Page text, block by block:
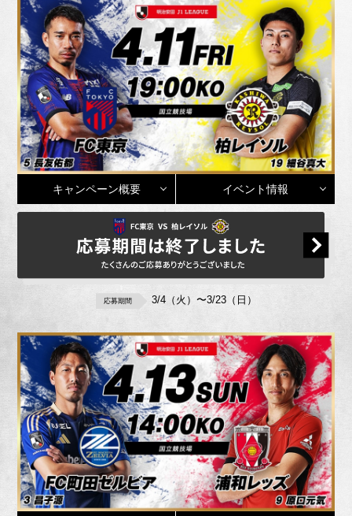
キャンペーン概要 イベント情報
応募期間 3/4（火）〜3/23（日）